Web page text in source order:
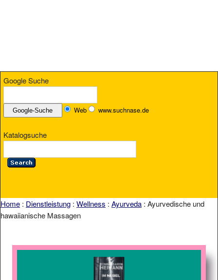
Google Suche
Web www.suchnase.de
Katalogsuche
Home : Dienstleistung : Wellness : Ayurveda : Ayurvedische und
hawaiianische Massagen